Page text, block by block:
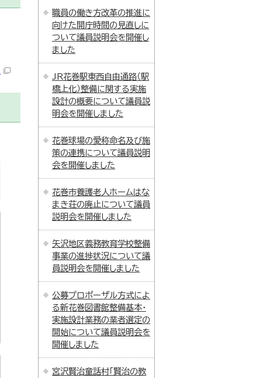
職員の働き方改革の推進に
向けた開庁時間の見直しに
ついて議員説明会を開催し
ました
JR花巻駅東西自由通路（駅
橋上化）整備に関する実施
設計の概要について議員説
明会を開催しました
花巻球場の愛称命名及び施
策の連携について議員説明
会を開催しました
花巻市養護老人ホームはな
まき荘の廃止について議員
説明会を開催しました
矢沢地区義務教育学校整備
事業の進捗状況について議
員説明会を開催しました
公募プロポーザル方式によ
る新花巻図書館整備基本・
実施設計業務の業者選定の
開始について議員説明会を
開催しました
宮沢賢治童話村「賢治の教